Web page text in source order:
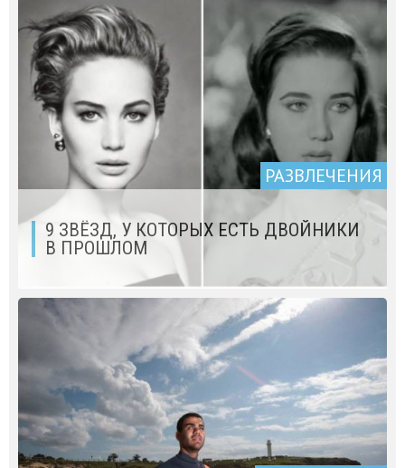
РАЗВЛЕЧЕНИЯ
9 ЗВЁЗД, У КОТОРЫХ ЕСТЬ ДВОЙНИКИ
В ПРОШЛОМ